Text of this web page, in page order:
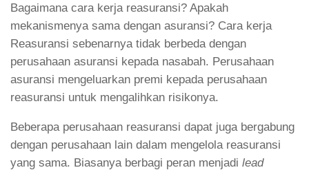
Bagaimana cara kerja reasuransi? Apakah
mekanismenya sama dengan asuransi? Cara kerja
Reasuransi sebenarnya tidak berbeda dengan
perusahaan asuransi kepada nasabah. Perusahaan
asuransi mengeluarkan premi kepada perusahaan
reasuransi untuk mengalihkan risikonya.
Beberapa perusahaan reasuransi dapat juga bergabung
dengan perusahaan lain dalam mengelola reasuransi
yang sama. Biasanya berbagi peran menjadi lead